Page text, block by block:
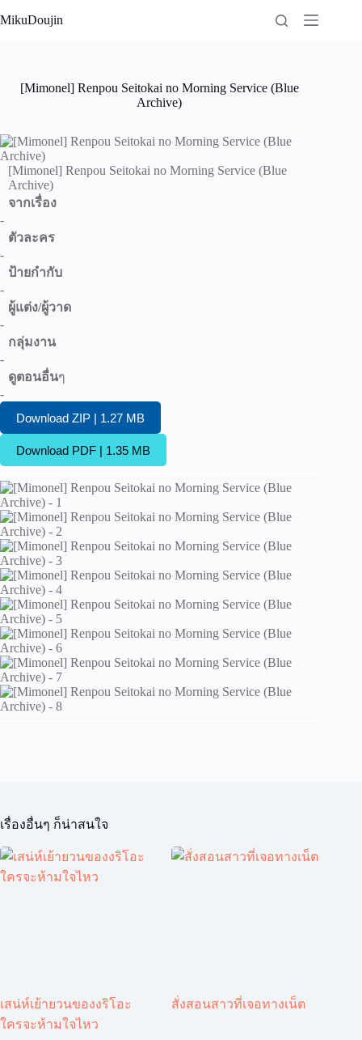
to
MikuDoujin
[Mimonel] Renpou Seitokai no Morning Service (Blue
Archive)
[Mimonel] Renpou Seitokai no Morning Service (Blue
Archive)
จากเรื่อง
-
ตัวละคร
-
ป้ายกำกับ
-
ผู้แต่ง/ผู้วาด
-
กลุ่มงาน
-
ดูตอนอื่นๆ
-
Download ZIP | 1.27 MB
Download PDF | 1.35 MB
เรื่องอื่นๆ ก็น่าสนใจ
เสน่ห์เย้ายวนของงริโอะ
ใครจะห้ามใจไหว
สั่งสอนสาวที่เจอทางเน็ต